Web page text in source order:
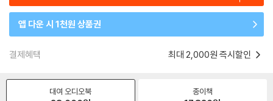
앱 다운 시 1천원 상품권
결제혜택 최대 2,000원 즉시할인
대여 오디오북 종이책